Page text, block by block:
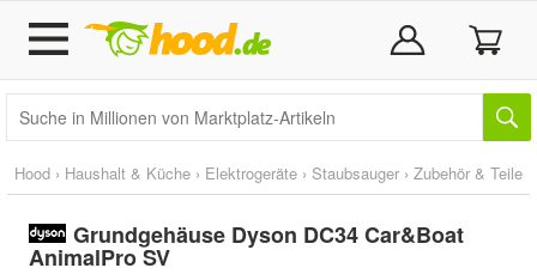
Hood › Haushalt & Küche › Elektrogeräte › Staubsauger › Zubehör & Teile
Grundgehäuse Dyson DC34 Car&Boat
AnimalPro SV